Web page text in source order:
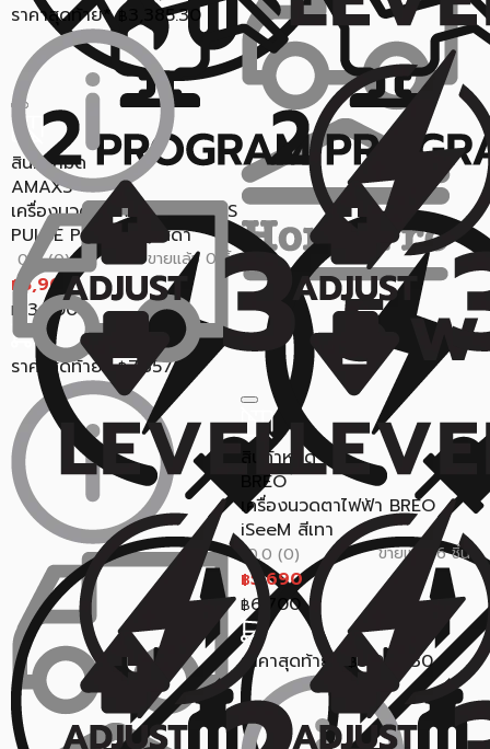
สินค้าหมด
AMAXS
เครื่องนวดแบบพกพา AMAXS
PULSE PRO(G50) สีดำ
0.0 (0) ขายแล้ว 0 ชิ้น
฿ 8,900
฿ 13,900
ราคาสุดท้าย* ฿7,857
ราคาสุดท้าย* ฿ 3,385.30
สินค้าหมด
BREO
เครื่องนวดตาไฟฟ้า BREO
iSeeM สีเทา
0.0 (0) ขายแล้ว 6 ชิ้น
฿5,690
฿6,700
ราคาสุดท้าย* ฿5,034.30